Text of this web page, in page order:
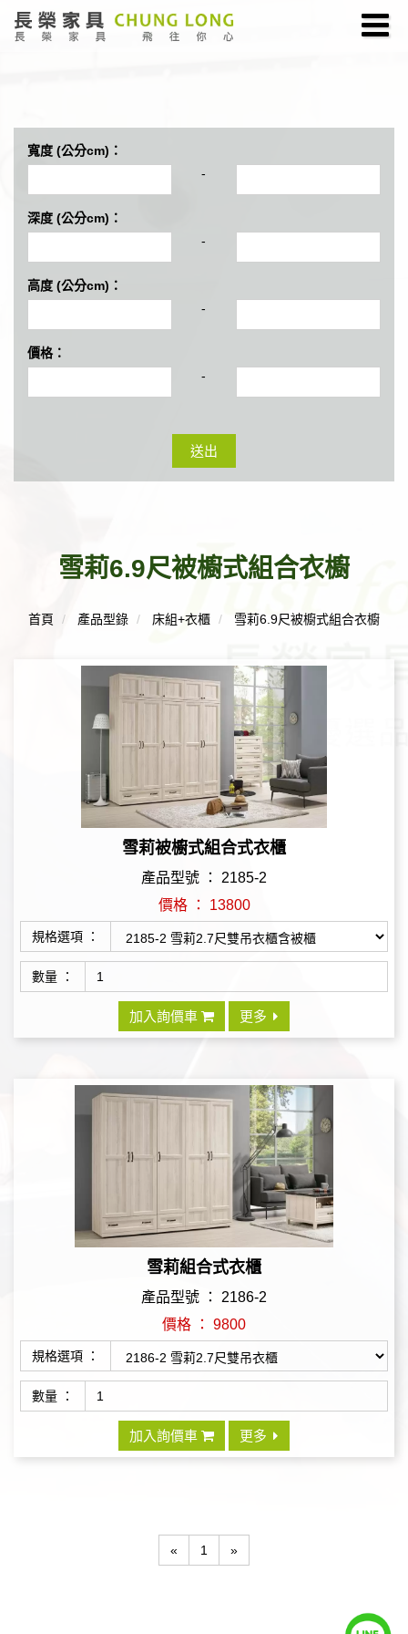
寬度 (公分cm)：
-
深度 (公分cm)：
-
高度 (公分cm)：
-
價格：
-
送出
雪莉6.9尺被櫥式組合衣櫥
首頁 產品型錄 床組+衣櫃 雪莉6.9尺被櫥式組合衣櫥
雪莉被櫥式組合式衣櫃
產品型號 ： 2185-2
價格 ： 13800
規格選項 ：
數量 ：
加入詢價車 更多
雪莉組合式衣櫃
產品型號 ： 2186-2
價格 ： 9800
規格選項 ：
數量 ：
加入詢價車 更多
« 1 »